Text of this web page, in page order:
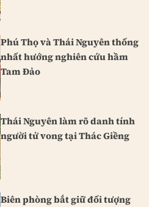
Phú Thọ và Thái Nguyên thống
nhất hướng nghiên cứu hầm
Tam Đảo
Thái Nguyên làm rõ danh tính
người tử vong tại Thác Giềng
Biên phòng bắt giữ đối tượng